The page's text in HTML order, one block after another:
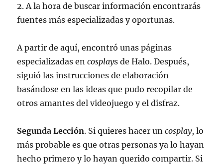
2. A la hora de buscar información encontrarás
fuentes más especializadas y oportunas.
A partir de aquí, encontró unas páginas
especializadas encosplays de Halo. Después,
siguió las instrucciones de elaboración
basándose en las ideas que pudo recopilar de
otros amantes del videojuego y el disfraz.
Segunda Lección. Si quieres hacer uncosplay, lo
más probable es que otras personas ya lo hayan
hecho primero y lo hayan querido compartir. Si